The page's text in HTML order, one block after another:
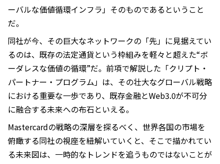
ーバルな価値循環インフラ」そのものであるということ
だ。
同社が今、その巨大なネットワークの「先」に見据えてい
るのは、既存の法定通貨という枠組みを軽々と超えた“ボ
ーダレスな価値の循環”だ。前項で解説した「クリプト・
パートナー・プログラム」は、その壮大なグローバル戦略
における重要な一歩であり、既存金融とWeb3.0が不可分
に融合する未来への布石といえる。
Mastercardの戦略の深層を探るべく、世界各国の市場を
俯瞰する同社の視座を紐解いていくと、そこで描かれてい
る未来図は、一時的なトレンドを追うものではないことが